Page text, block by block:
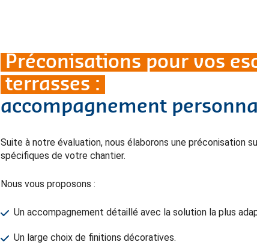
Préconisations pour vos
terrasses :
accompagnement
Suite à notre évaluation, nous élaborons une préconisation
spécifiques de votre chantier.
Nous vous proposons :
Un accompagnement détaillé avec la solution la plus
Un large choix de finitions décoratives.